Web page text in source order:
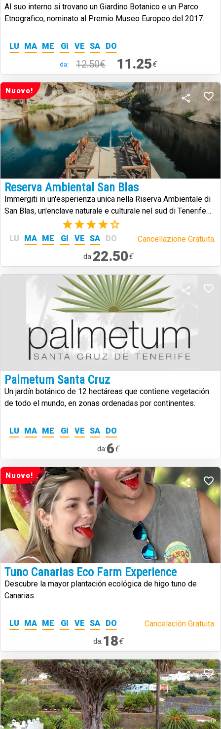
Al suo interno si trovano un Giardino Botanico e un Parco
Etnografico, nominato al Premio Museo Europeo del 2017.
LU MA ME GI VE SA DO
da: 12.50€ 11.25€
Nuovo!
Reserva Ambiental San Blas
Immergiti in un'esperienza unica nella Riserva Ambientale di
San Blas, un'enclave naturale e culturale nel sud di Tenerife
che combina storia, paesaggi vulcanici e biodiversità.
(2)
LU MA ME GI VE SA DO Cancellazione Gratuita.
da:22.50€
Palmetum Santa Cruz
Un jardín botánico de 12 hectáreas que contiene vegetación
de todo el mundo, en zonas ordenadas por continentes.
LU MA ME GI VE SA DO
da:6€
Nuovo!
Tuno Canarias Eco Farm Experience
Descubre la mayor plantación ecológica de higo tuno de
Canarias.
LU MA ME GI VE SA DO Cancelación Gratuita.
da:18€